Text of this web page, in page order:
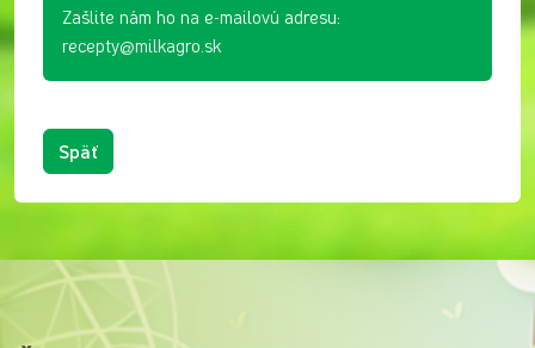
Zašlite nám ho na e-mailovú adresu:
recepty@milkagro.sk
Späť